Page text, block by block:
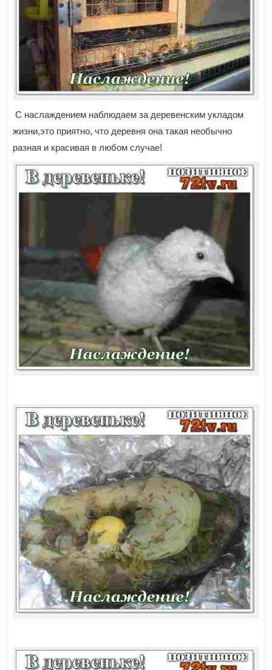
С наслаждением наблюдаем за деревенским укладом
жизни,это приятно, что деревня она такая необычно
разная и красивая в любом случае!